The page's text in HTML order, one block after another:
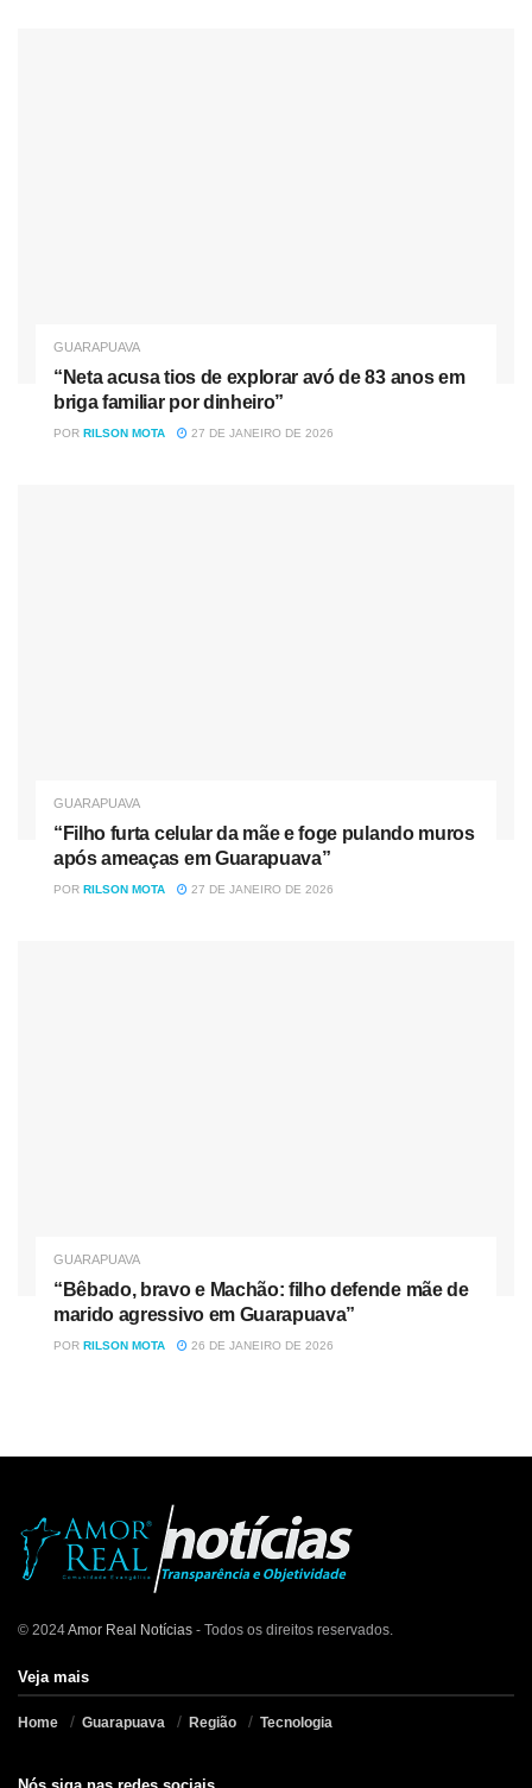
GUARAPUAVA
“Neta acusa tios de explorar avó de 83 anos em
briga familiar por dinheiro”
POR RILSON MOTA 27 DE JANEIRO DE 2026
GUARAPUAVA
“Filho furta celular da mãe e foge pulando muros
após ameaças em Guarapuava”
POR RILSON MOTA 27 DE JANEIRO DE 2026
GUARAPUAVA
“Bêbado, bravo e Machão: filho defende mãe de
marido agressivo em Guarapuava”
POR RILSON MOTA 26 DE JANEIRO DE 2026
© 2024Amor Real Notícias - Todos os direitos reservados.
Veja mais
Home Guarapuava Região Tecnologia